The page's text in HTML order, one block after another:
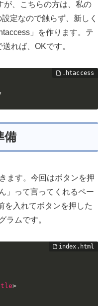
が、こちらの方は、私の
定なので触らず、新しく
」を作ります。テ
れば、OKです。
備
ます。今回はボタンを押
」って言ってくれるペー
を入れてボタンを押した
ラムです。
>